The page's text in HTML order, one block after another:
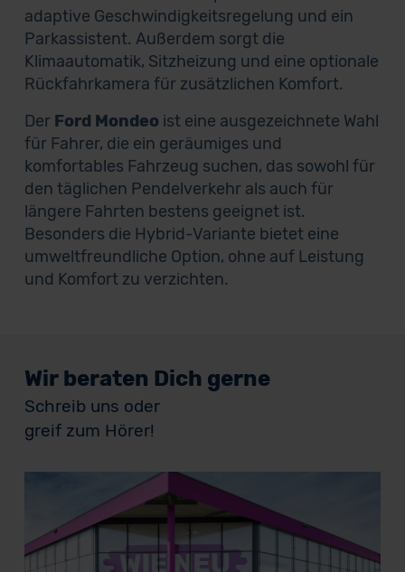
adaptive Geschwindigkeitsregelung und ein
Parkassistent. Außerdem sorgt die
Klimaautomatik, Sitzheizung und eine optionale
Rückfahrkamera für zusätzlichen Komfort.
Der Ford Mondeo ist eine ausgezeichnete Wahl
für Fahrer, die ein geräumiges und
komfortables Fahrzeug suchen, das sowohl für
den täglichen Pendelverkehr als auch für
längere Fahrten bestens geeignet ist.
Besonders die Hybrid-Variante bietet eine
umweltfreundliche Option, ohne auf Leistung
und Komfort zu verzichten.
Wir beraten Dich gerne
Schreib uns oder
greif zum Hörer!